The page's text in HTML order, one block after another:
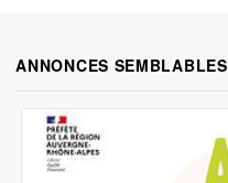
ANNONCES SEMBLABLES